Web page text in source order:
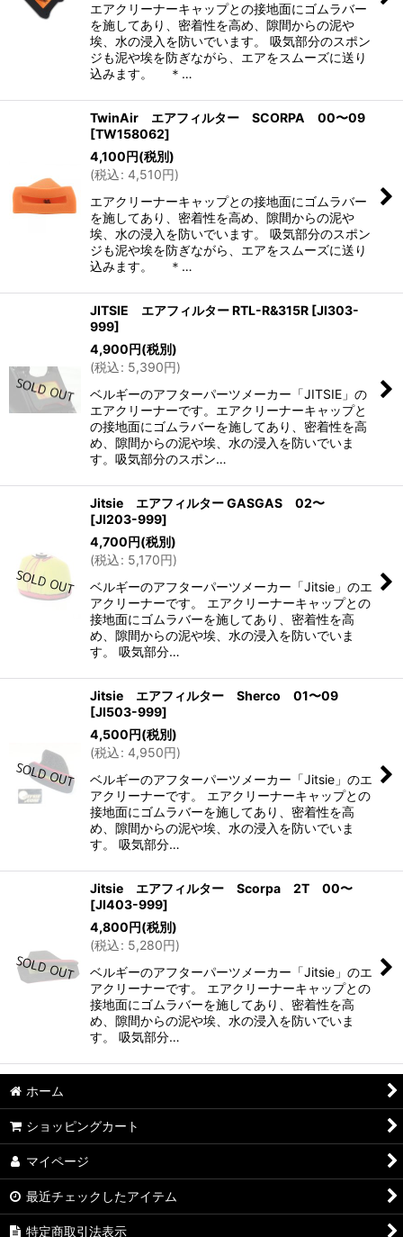
エアクリーナーキャップとの接地面にゴムラバー
を施してあり、密着性を高め、隙間からの泥や
埃、水の浸入を防いでいます。 吸気部分のスポン
ジも泥や埃を防ぎながら、エアをスムーズに送り
込みます。 ＊…
TwinAir エアフィルター SCORPA 00〜09
[TW158062]
4,100円(税別)
(税込: 4,510円)
エアクリーナーキャップとの接地面にゴムラバー
を施してあり、密着性を高め、隙間からの泥や
埃、水の浸入を防いでいます。 吸気部分のスポン
ジも泥や埃を防ぎながら、エアをスムーズに送り
込みます。 ＊…
JITSIE エアフィルター RTL-R&315R [JI303-
999]
4,900円(税別)
(税込: 5,390円)
ベルギーのアフターパーツメーカー「JITSIE」の
エアクリーナーです。エアクリーナーキャップと
の接地面にゴムラバーを施してあり、密着性を高
め、隙間からの泥や埃、水の浸入を防いでいま
す。吸気部分のスポン…
Jitsie エアフィルター GASGAS 02〜
[JI203-999]
4,700円(税別)
(税込: 5,170円)
ベルギーのアフターパーツメーカー「Jitsie」のエ
アクリーナーです。 エアクリーナーキャップとの
接地面にゴムラバーを施してあり、密着性を高
め、隙間からの泥や埃、水の浸入を防いでいま
す。 吸気部分…
Jitsie エアフィルター Sherco 01〜09
[JI503-999]
4,500円(税別)
(税込: 4,950円)
ベルギーのアフターパーツメーカー「Jitsie」のエ
アクリーナーです。 エアクリーナーキャップとの
接地面にゴムラバーを施してあり、密着性を高
め、隙間からの泥や埃、水の浸入を防いでいま
す。 吸気部分…
Jitsie エアフィルター Scorpa 2T 00〜
[JI403-999]
4,800円(税別)
(税込: 5,280円)
ベルギーのアフターパーツメーカー「Jitsie」のエ
アクリーナーです。 エアクリーナーキャップとの
接地面にゴムラバーを施してあり、密着性を高
め、隙間からの泥や埃、水の浸入を防いでいま
す。 吸気部分…
ホーム
ショッピングカート
マイページ
最近チェックしたアイテム
特定商取引法表示